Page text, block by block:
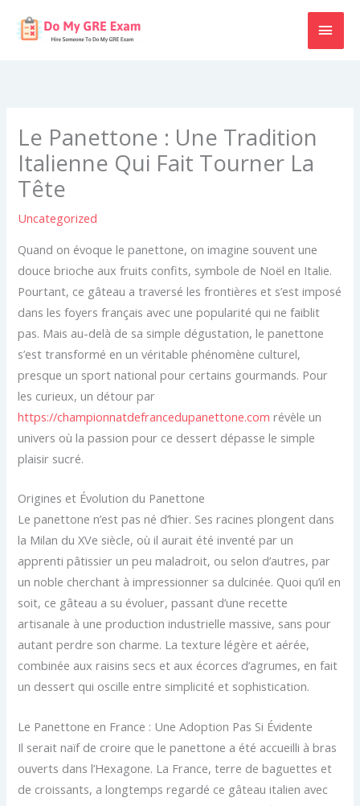
Le Panettone : Une Tradition
Italienne Qui Fait Tourner La
Tête
Uncategorized
Quand on évoque le panettone, on imagine souvent une
douce brioche aux fruits confits, symbole de Noël en Italie.
Pourtant, ce gâteau a traversé les frontières et s’est imposé
dans les foyers français avec une popularité qui ne faiblit
pas. Mais au-delà de sa simple dégustation, le panettone
s’est transformé en un véritable phénomène culturel,
presque un sport national pour certains gourmands. Pour
les curieux, un détour par
https://championnatdefrancedupanettone.com révèle un
univers où la passion pour ce dessert dépasse le simple
plaisir sucré.
Origines et Évolution du Panettone
Le panettone n’est pas né d’hier. Ses racines plongent dans
la Milan du XVe siècle, où il aurait été inventé par un
apprenti pâtissier un peu maladroit, ou selon d’autres, par
un noble cherchant à impressionner sa dulcinée. Quoi qu’il en
soit, ce gâteau a su évoluer, passant d’une recette
artisanale à une production industrielle massive, sans pour
autant perdre son charme. La texture légère et aérée,
combinée aux raisins secs et aux écorces d’agrumes, en fait
un dessert qui oscille entre simplicité et sophistication.
Le Panettone en France : Une Adoption Pas Si Évidente
Il serait naïf de croire que le panettone a été accueilli à bras
ouverts dans l’Hexagone. La France, terre de baguettes et
de croissants, a longtemps regardé ce gâteau italien avec